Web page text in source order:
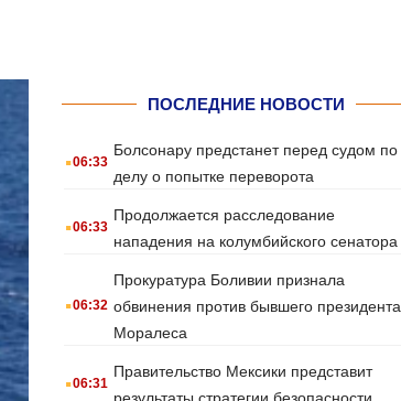
ПОСЛЕДНИЕ НОВОСТИ
.06:33
Болсонару предстанет перед судом по
делу о попытке переворота
.06:33
Продолжается расследование
нападения на колумбийского сенатора
.06:32
Прокуратура Боливии признала
обвинения против бывшего президента
Моралеса
.06:31
Правительство Мексики представит